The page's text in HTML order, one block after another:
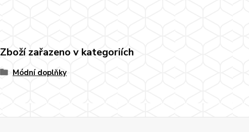
Zboží zařazeno v kategoriích
Módní doplňky